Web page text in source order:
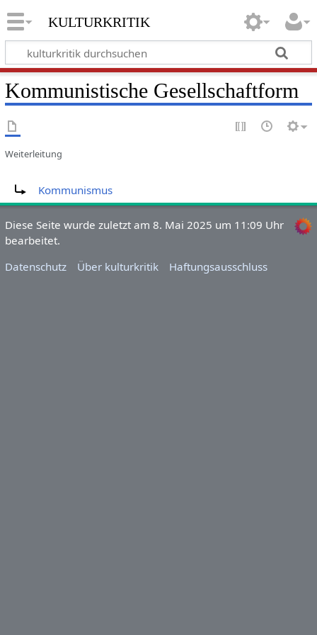
kulturkritik
Kommunistische Gesellschaftform
Weiterleitung
Kommunismus
Diese Seite wurde zuletzt am 8. Mai 2025 um 11:09 Uhr
bearbeitet.
Datenschutz
Über kulturkritik Haftungsausschluss